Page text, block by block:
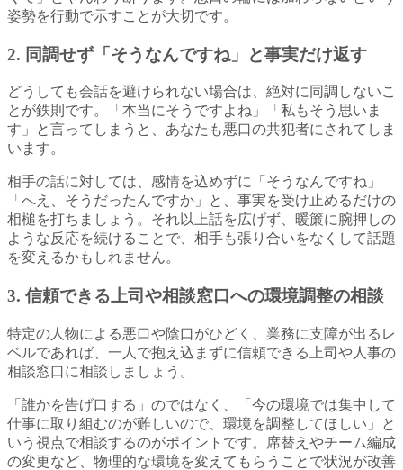
姿勢を行動で示すことが大切です。
2. 同調せず「そうなんですね」と事実だけ返す
どうしても会話を避けられない場合は、絶対に同調しないこ
とが鉄則です。「本当にそうですよね」「私もそう思いま
す」と言ってしまうと、あなたも悪口の共犯者にされてしま
います。
相手の話に対しては、感情を込めずに「そうなんですね」
「へえ、そうだったんですか」と、事実を受け止めるだけの
相槌を打ちましょう。それ以上話を広げず、暖簾に腕押しの
ような反応を続けることで、相手も張り合いをなくして話題
を変えるかもしれません。
3. 信頼できる上司や相談窓口への環境調整の相談
特定の人物による悪口や陰口がひどく、業務に支障が出るレ
ベルであれば、一人で抱え込まずに信頼できる上司や人事の
相談窓口に相談しましょう。
「誰かを告げ口する」のではなく、「今の環境では集中して
仕事に取り組むのが難しいので、環境を調整してほしい」と
いう視点で相談するのがポイントです。席替えやチーム編成
の変更など、物理的な環境を変えてもらうことで状況が改善